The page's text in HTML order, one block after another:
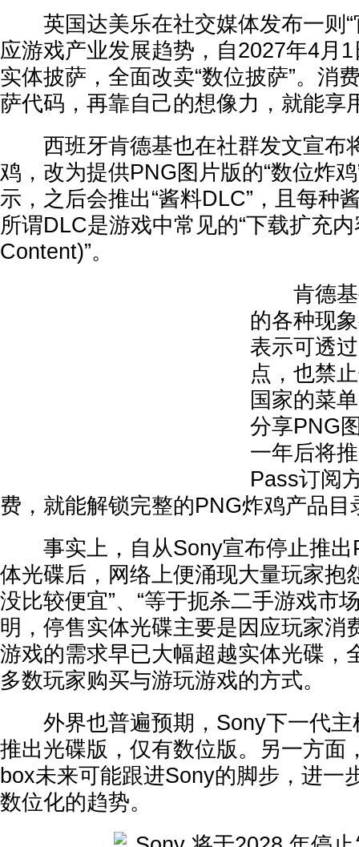
英国达美乐在社交媒体发布一则“
应游戏产业发展趋势，自2027年4月
实体披萨，全面改卖“数位披萨”。消
萨代码，再靠自己的想像力，就能享
西班牙肯德基也在社群发文宣布
鸡，改为提供PNG图片版的“数位炸
示，之后会推出“酱料DLC”，且每种
所谓DLC是游戏中常见的“下载扩充
Content)”。
肯德基
的各种现
表示可透
点，也禁
国家的菜
分享PNG
一年后将
Pass订阅
费，就能解锁完整的PNG炸鸡产品目
事实上，自从Sony宣布停止推出
体光碟后，网络上便涌现大量玩家抱
没比较便宜”、“等于扼杀二手游戏市
明，停售实体光碟主要是因应玩家消
游戏的需求早已大幅超越实体光碟，
多数玩家购买与游玩游戏的方式。
外界也普遍预期，Sony下一代主
推出光碟版，仅有数位版。另一方面
box未来可能跟进Sony的脚步，进一
数位化的趋势。